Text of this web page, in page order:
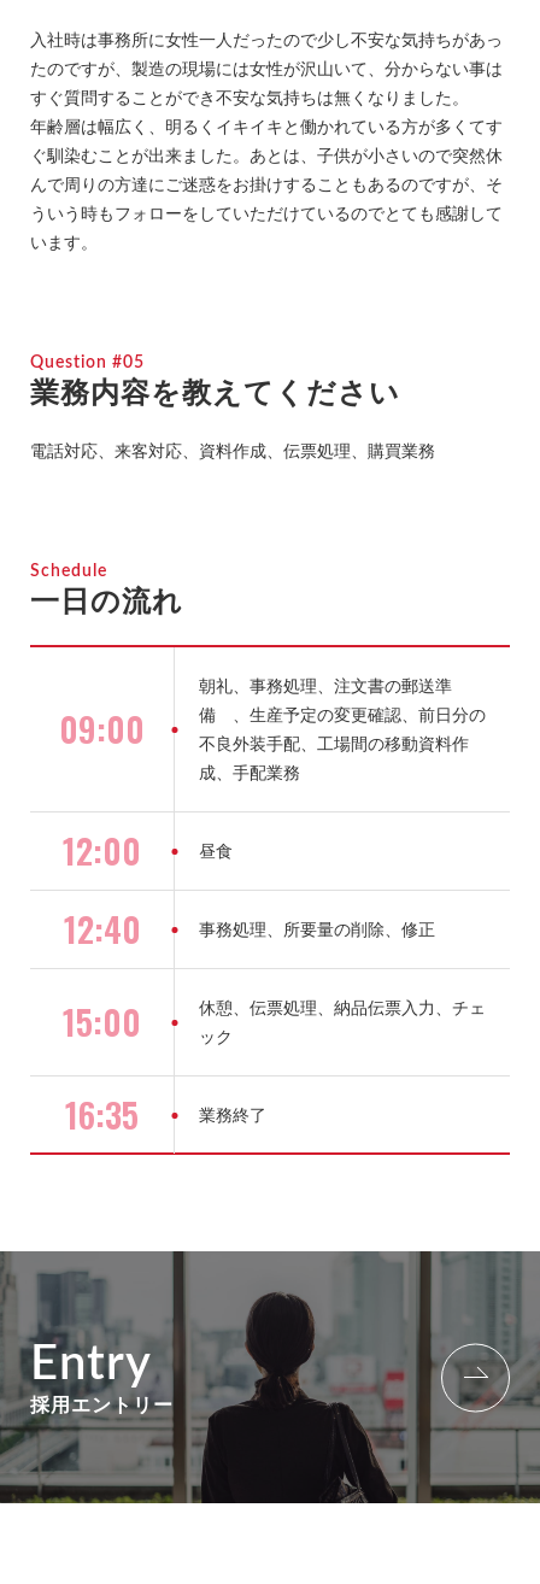
入社時は事務所に女性一人だったので少し不安な気持ちがあっ
たのですが、製造の現場には女性が沢山いて、分からない事は
すぐ質問することができ不安な気持ちは無くなりました。
年齢層は幅広く、明るくイキイキと働かれている方が多くてす
ぐ馴染むことが出来ました。あとは、子供が小さいので突然休
んで周りの方達にご迷惑をお掛けすることもあるのですが、そ
ういう時もフォローをしていただけているのでとても感謝して
います。
Question #05
業務内容を教えてください
電話対応、来客対応、資料作成、伝票処理、購買業務
Schedule
一日の流れ
09:00
朝礼、事務処理、注文書の郵送準
備 、生産予定の変更確認、前日分の
不良外装手配、工場間の移動資料作
成、手配業務
12:00 昼食
12:40 事務処理、所要量の削除、修正
15:00
休憩、伝票処理、納品伝票入力、チェ
ック
16:35 業務終了
Entry
採用エントリー